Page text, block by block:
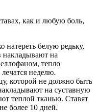
как и любую боль,
натереть белую редьку,
накладывают на
тепло
неделю.
которой не должно быть
на суставную
теплой тканью. Ставят
более 10 дней.